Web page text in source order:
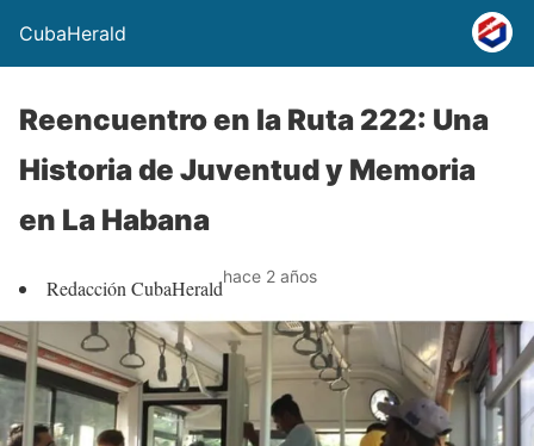
CubaHerald
Reencuentro en la Ruta 222: Una
Historia de Juventud y Memoria
en La Habana
Redacción CubaHeraldhace 2 años